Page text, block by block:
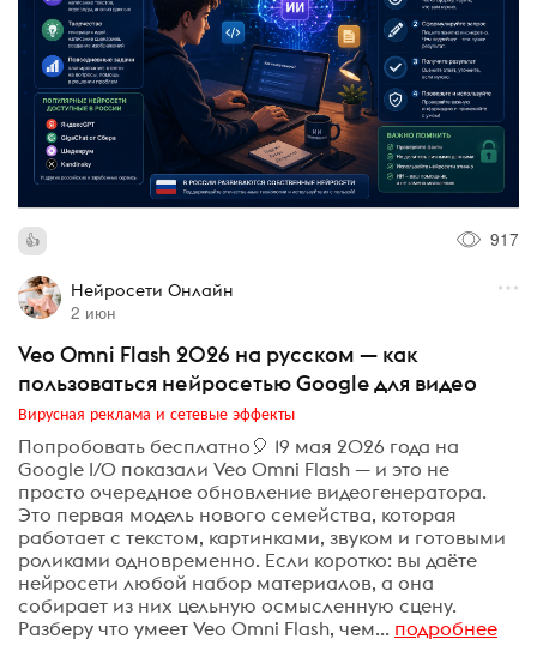
917
Нейросети Онлайн
2 июн
Veo Omni Flash 2026 на русском — как
пользоваться нейросетью Google для видео
Вирусная реклама и сетевые эффекты
Попробовать бесплатно🎈 19 мая 2026 года на
Google I/O показали Veo Omni Flash — и это не
просто очередное обновление видеогенератора.
Это первая модель нового семейства, которая
работает с текстом, картинками, звуком и готовыми
роликами одновременно. Если коротко: вы даёте
нейросети любой набор материалов, а она
собирает из них цельную осмысленную сцену.
Разберу что умеет Veo Omni Flash, чем... подробнее